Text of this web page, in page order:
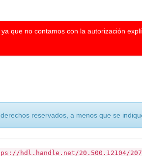
que no contamos con la autorización
reservados, a menos que se
hdl.handle.net/20.500.12104/